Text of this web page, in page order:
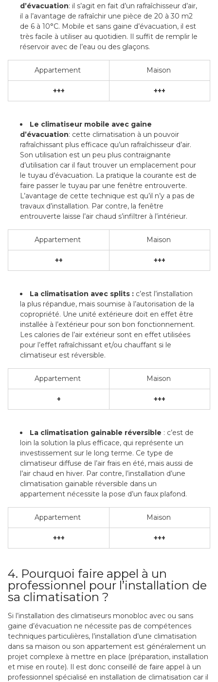
d’évacuation: il s’agit en fait d’un rafraîchisseur d’air,
il a l’avantage de rafraîchir une pièce de 20 à 30 m2
de 6 à 10°C. Mobile et sans gaine d’évacuation, il est
très facile à utiliser au quotidien. Il suffit de remplir le
réservoir avec de l’eau ou des glaçons.
Appartement Maison
+++ +++
Le climatiseur mobile avec gaine
d’évacuation: cette climatisation à un pouvoir
rafraîchissant plus efficace qu’un rafraîchisseur d’air.
Son utilisation est un peu plus contraignante
d’utilisation car il faut trouver un emplacement pour
le tuyau d’évacuation. La pratique la courante est de
faire passer le tuyau par une fenêtre entrouverte.
L’avantage de cette technique est qu’il n’y a pas de
travaux d’installation. Par contre, la fenêtre
entrouverte laisse l’air chaud s’infiltrer à l’intérieur.
Appartement Maison
++ +++
La climatisation avec splits : c’est l’installation
la plus répandue, mais soumise à l’autorisation de la
copropriété. Une unité extérieure doit en effet être
installée à l’extérieur pour son bon fonctionnement.
Les calories de l’air extérieur sont en effet utilisées
pour l’effet rafraîchissant et/ou chauffant si le
climatiseur est réversible.
Appartement Maison
+ +++
La climatisation gainable réversible : c’est de
loin la solution la plus efficace, qui représente un
investissement sur le long terme. Ce type de
climatiseur diffuse de l’air frais en été, mais aussi de
l’air chaud en hiver. Par contre, l’installation d’une
climatisation gainable réversible dans un
appartement nécessite la pose d’un faux plafond.
Appartement Maison
+++ +++
4. Pourquoi faire appel à un
professionnel pour l’installation de
sa climatisation ?
Si l’installation des climatiseurs monobloc avec ou sans
gaine d’évacuation ne nécessite pas de compétences
techniques particulières, l’installation d’une climatisation
dans sa maison ou son appartement est généralement un
projet complexe à mettre en place (préparation, installation
et mise en route). Il est donc conseillé de faire appel à un
professionnel spécialisé en installation de climatisation car il